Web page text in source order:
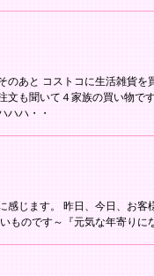
あと コストコに生活雑貨を
文も聞いて４家族の買い物で
ハハ・・
感じます。 昨日、今日、お客
ものです～『元気な年寄りに